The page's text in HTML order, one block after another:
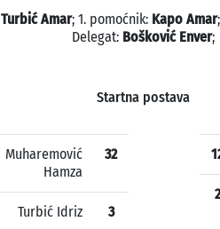
Turbić Amar; 1. pomoćnik: Kapo Amar
Delegat: Bošković Enver;
Startna postava
Muharemović
Hamza
32
Turbić Idriz 3
2